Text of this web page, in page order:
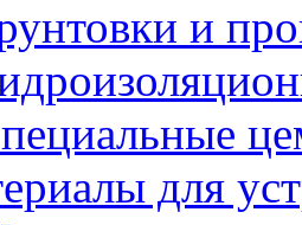
и
для